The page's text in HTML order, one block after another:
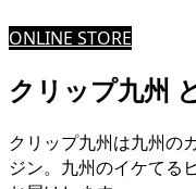
ONLINE STORE
クリップ九州
クリップ九州は九州の
ジン。九州のイケてる